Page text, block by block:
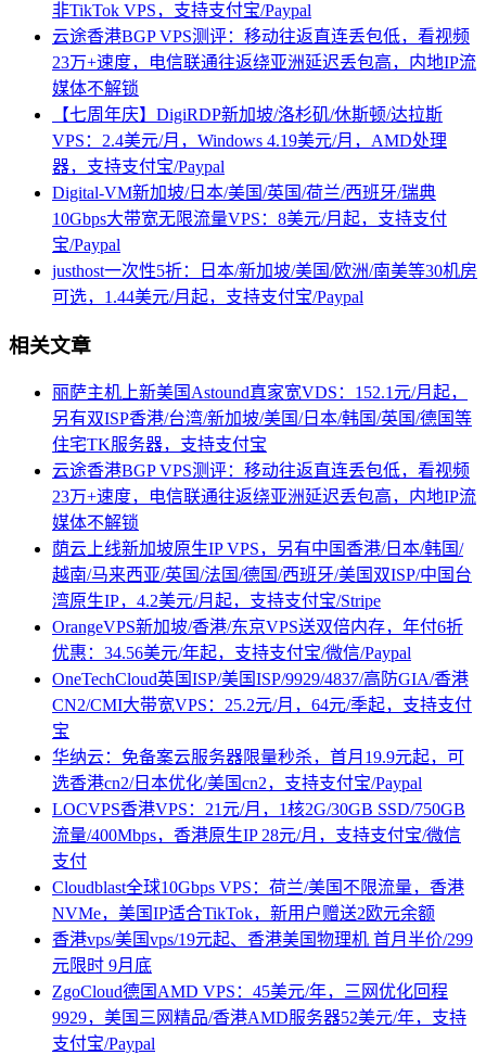
非TikTok VPS，支持支付宝/Paypal
云途香港BGP VPS测评：移动往返直连丢包低，看视频
23万+速度，电信联通往返绕亚洲延迟丢包高，内地IP流
媒体不解锁
【七周年庆】DigiRDP新加坡/洛杉矶/休斯顿/达拉斯
VPS：2.4美元/月，Windows 4.19美元/月，AMD处理
器，支持支付宝/Paypal
Digital-VM新加坡/日本/美国/英国/荷兰/西班牙/瑞典
10Gbps大带宽无限流量VPS：8美元/月起，支持支付
宝/Paypal
justhost一次性5折：日本/新加坡/美国/欧洲/南美等30机房
可选，1.44美元/月起，支持支付宝/Paypal
相关文章
丽萨主机上新美国Astound真家宽VDS：152.1元/月起，
另有双ISP香港/台湾/新加坡/美国/日本/韩国/英国/德国等
住宅TK服务器，支持支付宝
云途香港BGP VPS测评：移动往返直连丢包低，看视频
23万+速度，电信联通往返绕亚洲延迟丢包高，内地IP流
媒体不解锁
荫云上线新加坡原生IP VPS，另有中国香港/日本/韩国/
越南/马来西亚/英国/法国/德国/西班牙/美国双ISP/中国台
湾原生IP，4.2美元/月起，支持支付宝/Stripe
OrangeVPS新加坡/香港/东京VPS送双倍内存，年付6折
优惠：34.56美元/年起，支持支付宝/微信/Paypal
OneTechCloud英国ISP/美国ISP/9929/4837/高防GIA/香港
CN2/CMI大带宽VPS：25.2元/月，64元/季起，支持支付
宝
华纳云：免备案云服务器限量秒杀，首月19.9元起，可
选香港cn2/日本优化/美国cn2，支持支付宝/Paypal
LOCVPS香港VPS：21元/月，1核2G/30GB SSD/750GB
流量/400Mbps，香港原生IP 28元/月，支持支付宝/微信
支付
Cloudblast全球10Gbps VPS：荷兰/美国不限流量，香港
NVMe，美国IP适合TikTok，新用户赠送2欧元余额
香港vps/美国vps/19元起、香港美国物理机 首月半价/299
元限时 9月底
ZgoCloud德国AMD VPS：45美元/年，三网优化回程
9929，美国三网精品/香港AMD服务器52美元/年，支持
支付宝/Paypal